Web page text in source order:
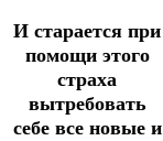
И старается при
помощи этого
страха
вытребовать
себе все новые и